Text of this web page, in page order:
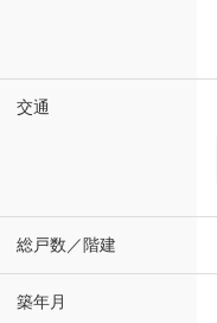
交通
総戸数／階建
築年月